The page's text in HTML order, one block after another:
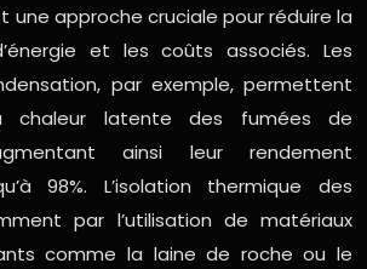
une approche cruciale pour réduire la
et les coûts associés. Les
par exemple, permettent
chaleur latente des fumées de
ainsi leur rendement
98%. L’isolation thermique des
par l’utilisation de matériaux
comme la laine de roche ou le